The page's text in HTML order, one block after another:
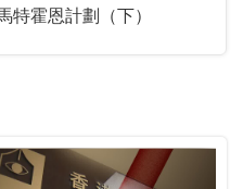
特霍恩計劃（下）